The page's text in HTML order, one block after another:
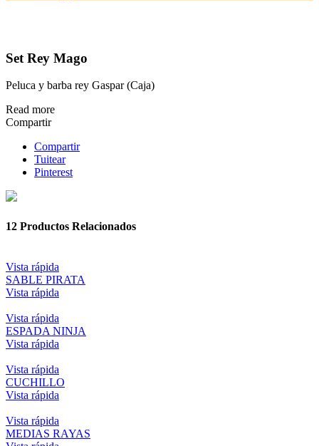
Set Rey Mago
Peluca y barba rey Gaspar (Caja)
Read more
Compartir
Compartir
Tuitear
Pinterest
12 Productos Relacionados
Vista rápida
SABLE PIRATA
Vista rápida
Vista rápida
ESPADA NINJA
Vista rápida
Vista rápida
CUCHILLO
Vista rápida
Vista rápida
MEDIAS RAYAS